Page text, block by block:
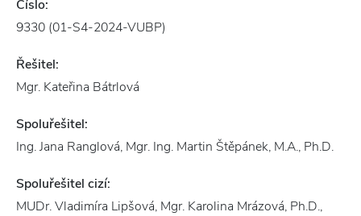
Číslo:
9330 (01-S4-2024-VUBP)
Řešitel:
Mgr. Kateřina Bátrlová
Spoluřešitel:
Ing. Jana Ranglová, Mgr. Ing. Martin Štěpánek, M.A., Ph.D.
Spoluřešitel cizí:
MUDr. Vladimíra Lipšová, Mgr. Karolina Mrázová, Ph.D.,